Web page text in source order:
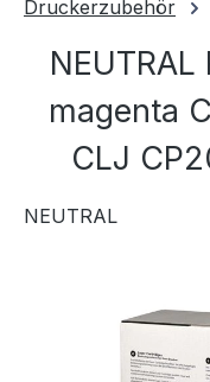
Druckerzubehör
magenta
CLJ
NEUTRAL